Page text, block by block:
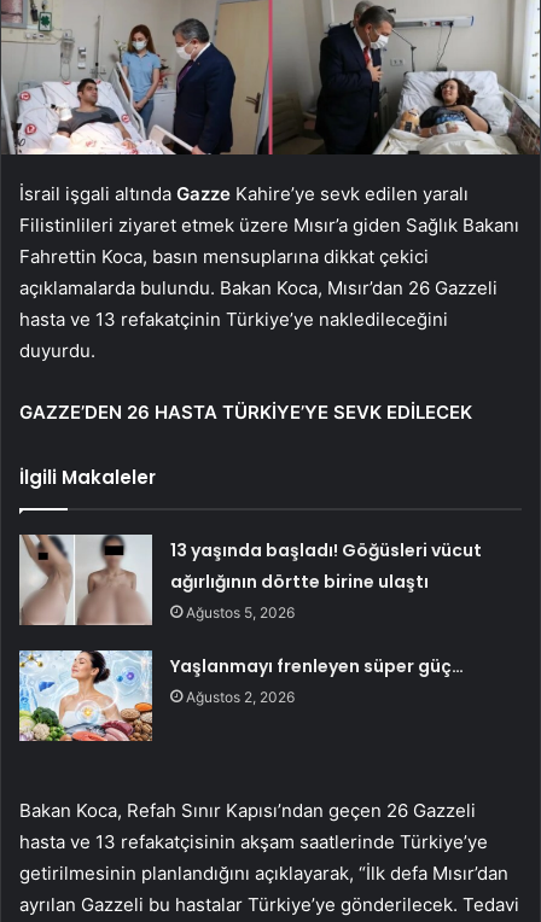
İsrail işgali altında Gazze Kahire’ye sevk edilen yaralı
Filistinlileri ziyaret etmek üzere Mısır’a giden Sağlık Bakanı
Fahrettin Koca, basın mensuplarına dikkat çekici
açıklamalarda bulundu. Bakan Koca, Mısır’dan 26 Gazzeli
hasta ve 13 refakatçinin Türkiye’ye nakledileceğini
duyurdu.
GAZZE’DEN 26 HASTA TÜRKİYE’YE SEVK EDİLECEK
İlgili Makaleler
13 yaşında başladı! Göğüsleri vücut
ağırlığının dörtte birine ulaştı
Ağustos 5, 2026
Yaşlanmayı frenleyen süper güç…
Ağustos 2, 2026
Bakan Koca, Refah Sınır Kapısı’ndan geçen 26 Gazzeli
hasta ve 13 refakatçisinin akşam saatlerinde Türkiye’ye
getirilmesinin planlandığını açıklayarak, “İlk defa Mısır’dan
ayrılan Gazzeli bu hastalar Türkiye’ye gönderilecek. Tedavi